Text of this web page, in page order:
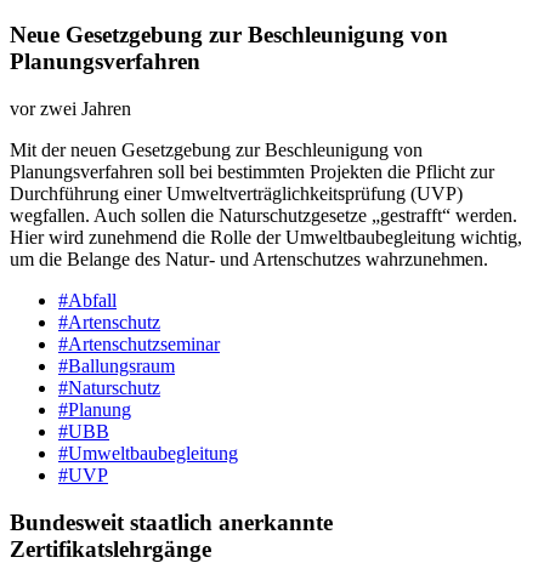
Neue Gesetzgebung zur Beschleunigung von
Planungsverfahren
vor zwei Jahren
Mit der neuen Gesetzgebung zur Beschleunigung von
Planungsverfahren soll bei bestimmten Projekten die Pflicht zur
Durchführung einer Umweltverträglichkeitsprüfung (UVP)
wegfallen. Auch sollen die Naturschutzgesetze „gestrafft“ werden.
Hier wird zunehmend die Rolle der Umweltbaubegleitung wichtig,
um die Belange des Natur- und Artenschutzes wahrzunehmen.
#Abfall
#Artenschutz
#Artenschutzseminar
#Ballungsraum
#Naturschutz
#Planung
#UBB
#Umweltbaubegleitung
#UVP
Bundesweit staatlich anerkannte
Zertifikatslehrgänge